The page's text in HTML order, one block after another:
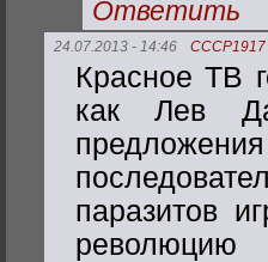
Ответить
24.07.2013 - 14:46 CCCP1917
Красное ТВ
как Лев
паразитов
революцию